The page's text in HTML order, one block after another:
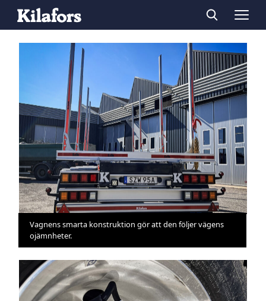
Vagnens smarta konstruktion gör att den följer vägens
ojämnheter.